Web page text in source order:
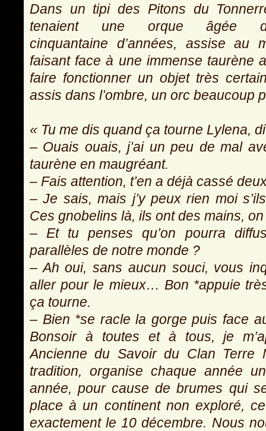
Dans un tipi des Pitons du
tenaient une orque âgée
cinquantaine d’années, assise au
faisant face à une immense taurène
faire fonctionner un objet très
assis dans l’ombre, un orc beaucoup
« Tu me dis quand ça tourne Lylena,
– Ouais ouais, j’ai un peu de mal
taurène en maugréant.
– Fais attention, t’en a déjà cassé
– Je sais, mais j’y peux rien moi
Ces gnobelins là, ils ont des mains,
– Et tu penses qu’on pourra
parallèles de notre monde ?
– Ah oui, sans aucun souci, vous
aller pour le mieux… Bon *appuie
ça tourne.
– Bien *se racle la gorge puis face
Bonsoir à toutes et à tous, je
Ancienne du Savoir du Clan Terre
tradition, organise chaque année
année, pour cause de brumes qui
place à un continent non exploré,
exactement le 10 décembre. Nous